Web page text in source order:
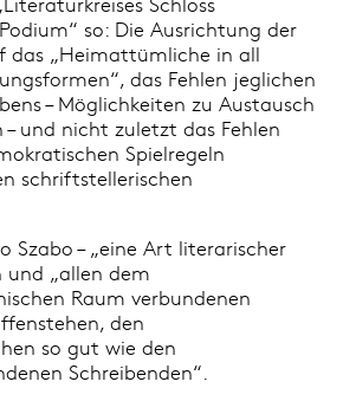
so: Die Ausrichtung der
das „Heimattümliche in all
das Fehlen jeglichen
– Möglichkeiten zu Austausch
und nicht zuletzt das Fehlen
Spielregeln
schriftstellerischen
Szabo – „eine Art literarischer
und „allen dem
Raum verbundenen
den
so gut wie den
Schreibenden“.